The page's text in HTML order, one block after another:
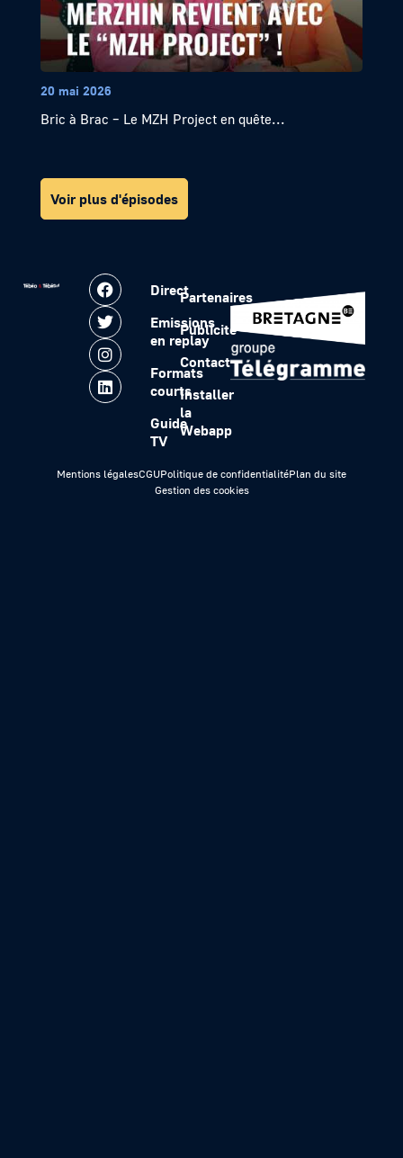
20 mai 2026
Bric à Brac – Le MZH Project en quête...
Voir plus d'épisodes
Direct
Emissions
en replay
Formats
courts
Guide
TV
Partenaires
Publicité
Contact
Installer
la
Webapp
Mentions légalesCGUPolitique de confidentialitéPlan du site
Gestion des cookies